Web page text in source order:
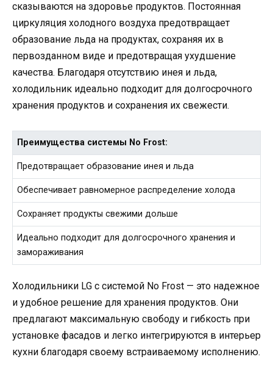
сказываются на здоровье продуктов. Постоянная
циркуляция холодного воздуха предотвращает
образование льда на продуктах, сохраняя их в
первозданном виде и предотвращая ухудшение
качества. Благодаря отсутствию инея и льда,
холодильник идеально подходит для долгосрочного
хранения продуктов и сохранения их свежести.
Преимущества системы No Frost:
Предотвращает образование инея и льда
Обеспечивает равномерное распределение холода
Сохраняет продукты свежими дольше
Идеально подходит для долгосрочного хранения и
замораживания
Холодильники LG с системой No Frost — это надежное
и удобное решение для хранения продуктов. Они
предлагают максимальную свободу и гибкость при
установке фасадов и легко интегрируются в интерьер
кухни благодаря своему встраиваемому исполнению.